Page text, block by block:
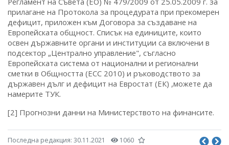
прилагане на Протокола за процедурата при прекомерен
дефицит, приложен към Договора за създаване на
Европейската общност. Списък на единиците, които
освен държавните органи и институции са включени в
подсектор „Централно управление", съгласно
Европейската система от национални и регионални
сметки в Общността (ЕСС 2010) и ръководството за
държавен дълг и дефицит на Евростат (ЕК) ,можете да
намерите ТУК.
[2] Прогнозни данни на Министерството на финансите.
Последна редакция: 30.11.2021 1060